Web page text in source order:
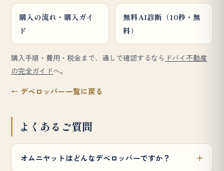
購入の流れ・購入ガイ
ド
無料AI診断（10秒・無
料）
購入手順・費用・税金まで、通しで確認するなら ドバイ不動産
の完全ガイドへ。
← デベロッパー一覧に戻る
よくあるご質問
オムニヤットはどんなデベロッパーですか？